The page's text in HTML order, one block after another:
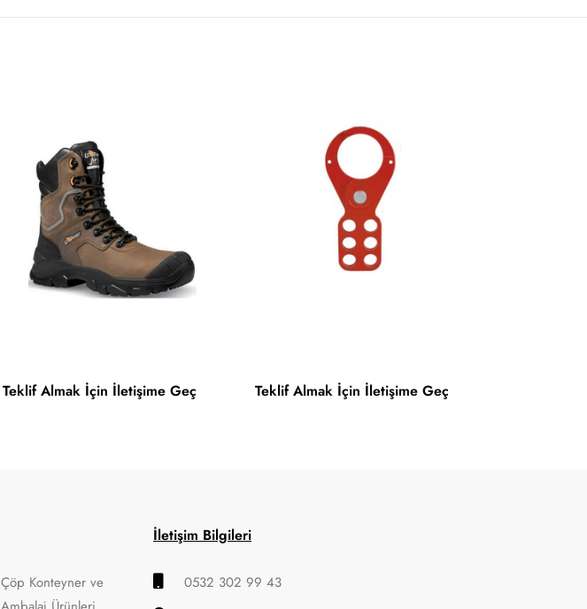
Teklif Almak İçin İletişime Geç Teklif Almak İçin İletişime Geç
Çöp Konteyner ve
İletişim Bilgileri
0532 302 99 43